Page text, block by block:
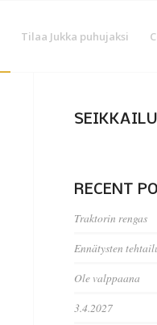
Tilaa Jukka puhujaksi
RECENT
Traktorin rengas
Ennätysten
Ole valppaana
3.4.2027